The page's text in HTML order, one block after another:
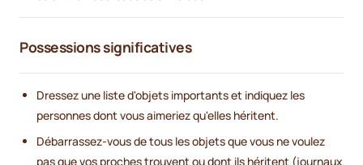
Possessions significatives
Dressez une liste d'objets importants et indiquez les
personnes dont vous aimeriez qu'elles héritent.
Débarrassez-vous de tous les objets que vous ne voulez
pas que vos proches trouvent ou dont ils héritent (journaux